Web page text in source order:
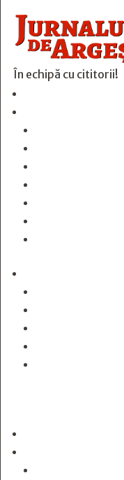
În echipă cu cititorii!